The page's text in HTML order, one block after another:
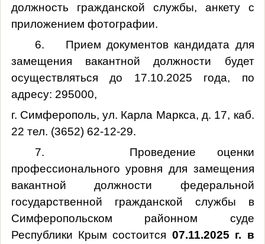
должность гражданской службы, анкету с
приложением фотографии.
6. Прием документов кандидата для
замещения вакантной должности будет
осуществляться до 17.10.2025 года, по
адресу: 295000,
г. Симферополь, ул. Карла Маркса, д. 17, каб.
22 тел. (3652) 62-12-29.
7. Проведение оценки
профессионального уровня для замещения
вакантной должности федеральной
государственной гражданской службы в
Симферопольском районном суде
Республики Крым состоится 07.11.2025 г. в